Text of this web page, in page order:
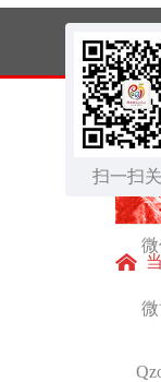
扫一扫
时政微
优向好
现强大